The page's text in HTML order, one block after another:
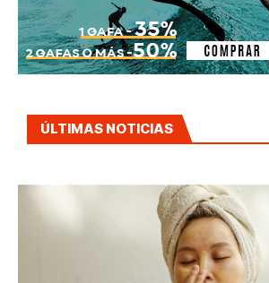
ÚLTIMAS NOTICIAS